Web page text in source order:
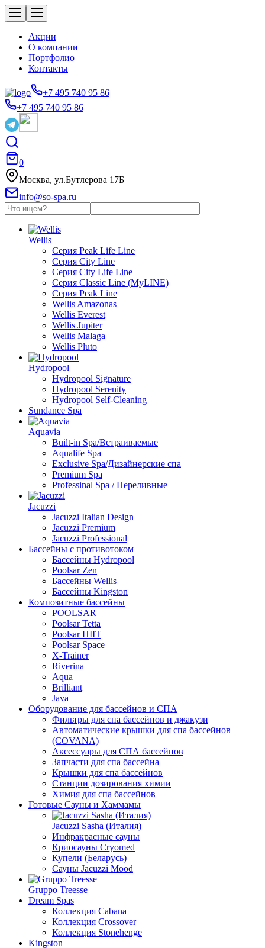
Акции
О компании
Портфолио
Контакты
+7 495 740 95 86
+7 495 740 95 86
0
Москва, ул.Бутлерова 17Б
info@so-spa.ru
Wellis
Серия Peak Life Line
Серия City Line
Серия City Life Line
Серия Classic Line (MyLINE)
Серия Peak Line
Wellis Amazonas
Wellis Everest
Wellis Jupiter
Wellis Malaga
Wellis Pluto
Hydropool
Hydropool Signature
Hydropool Serenity
Hydropool Self-Сleaning
Sundance Spa
Aquavia
Built-in Spa/Встраиваемые
Aqualife Spa
Exclusive Spa/Дизайнерские спа
Premium Spa
Professinal Spa / Переливные
Jacuzzi
Jacuzzi Italian Design
Jacuzzi Premium
Jacuzzi Professional
Бассейны с противотоком
Бассейны Hydropool
Poolsar Zen
Бассейны Wellis
Бассейны Kingston
Композитные бассейны
POOLSAR
Poolsar Tetta
Poolsar HIIT
Poolsar Space
X-Trainer
Riverina
Aqua
Brilliant
Java
Оборудование для бассейнов и СПА
Фильтры для спа бассейнов и джакузи
Автоматические крышки для спа бассейнов
(COVANA)
Аксессуары для СПА бассейнов
Запчасти для спа бассейна
Крышки для спа бассейнов
Станции дозирования химии
Химия для спа бассейнов
Готовые Сауны и Хаммамы
Jacuzzi Sasha (Италия)
Инфракрасные сауны
Криосауны Cryomed
Купели (Беларусь)
Сауны Jacuzzi Mood
Gruppo Treesse
Dream Spas
Коллекция Cabana
Коллекция Crossover
Коллекция Stonehenge
Kingston